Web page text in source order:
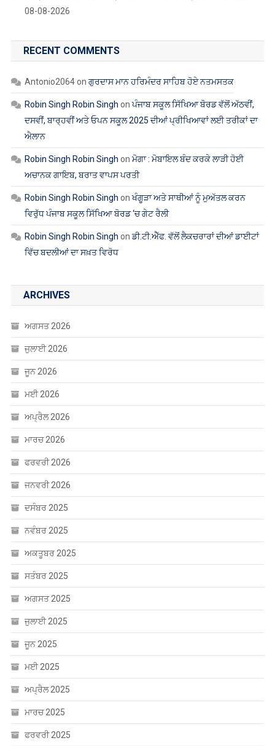
08-08-2026
RECENT COMMENTS
Antonio2064 ਗੁਰਦਾਸ ਮਾਨ ਹਰਿਮੰਦਰ ਸਾਹਿਬ ਹੋਏ ਨਤਮਸਤਕ
Robin Singh Robin Singh
ਪੰਜਾਬ ਸਕੂਲ ਸਿੱਖਿਆ ਬੋਰਡ ਵੱਲੋਂ ਅੱਠਵੀਂ,
ਦਸਵੀਂ, ਬਾਰ੍ਹਵੀਂ ਅਤੇ ਓਪਨ ਸਕੂਲ 2025 ਦੀਆਂ ਪ੍ਰੀਖਿਆਵਾਂ ਲਈ ਤਰੀਕਾਂ ਦਾ
ਐਲਾਨ
Robin Singh Robin Singh
ਮੋਗਾ : ਮੋਬਾਇਲ ਬੰਦ ਕਰਕੇ ਲਾੜੀ ਹੋਈ
ਅਚਾਨਕ ਗਾਇਬ, ਬਰਾਤ ਵਾਪਸ ਪਰਤੀ
Robin Singh Robin Singh
ਖੰਗੂੜਾ ਅਤੇ ਸਾਥੀਆਂ ਨੂੰ ਮੁਅੱਤਲ ਕਰਨ
ਵਿਰੁੱਧ ਪੰਜਾਬ ਸਕੂਲ ਸਿੱਖਿਆ ਬੋਰਡ ‘ਚ ਗੇਟ ਰੈਲੀ
Robin Singh Robin Singh
ਡੀ.ਟੀ.ਐੱਫ. ਵੱਲੋਂ ਲੈਕਚਰਾਰਾਂ ਦੀਆਂ ਡਾਈਟਾਂ
ਵਿੱਚ ਬਦਲੀਆਂ ਦਾ ਸਖ਼ਤ ਵਿਰੋਧ
ARCHIVES
ਅਗਸਤ 2026
ਜੁਲਾਈ 2026
ਜੂਨ 2026
ਮਈ 2026
ਅਪ੍ਰੈਲ 2026
ਮਾਰਚ 2026
ਫਰਵਰੀ 2026
ਜਨਵਰੀ 2026
ਦਸੰਬਰ 2025
ਨਵੰਬਰ 2025
ਅਕਤੂਬਰ 2025
ਸਤੰਬਰ 2025
ਅਗਸਤ 2025
ਜੁਲਾਈ 2025
ਜੂਨ 2025
ਮਈ 2025
ਅਪ੍ਰੈਲ 2025
ਮਾਰਚ 2025
ਫਰਵਰੀ 2025